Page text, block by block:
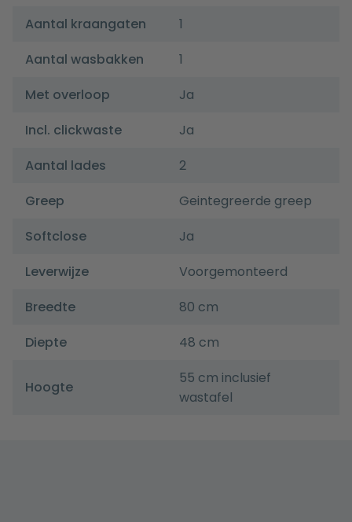
Aantal kraangaten
1
Aantal wasbakken
1
Met overloop
Ja
Incl. clickwaste
Ja
Aantal lades
2
Greep
Geintegreerde greep
Softclose
Ja
Leverwijze
Voorgemonteerd
Breedte
80 cm
Diepte
48 cm
Hoogte
55 cm inclusief
wastafel